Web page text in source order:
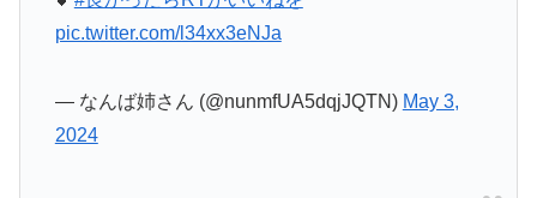
pic.twitter.com/l34xx3eNJa
— なんば姉さん (@nunmfUA5dqjJQTN) May 3,
2024